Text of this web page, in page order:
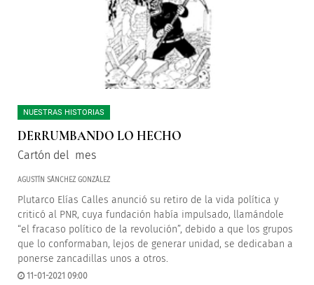
NUESTRAS HISTORIAS
DERRUMBANDO LO HECHO
Cartón del mes
AGUSTÍN SÁNCHEZ GONZÁLEZ
Plutarco Elías Calles anunció su retiro de la vida política y
criticó al PNR, cuya fundación había impulsado, llamándole
“el fracaso político de la revolución”, debido a que los grupos
que lo conformaban, lejos de generar unidad, se dedicaban a
ponerse zancadillas unos a otros.
11-01-2021 09:00